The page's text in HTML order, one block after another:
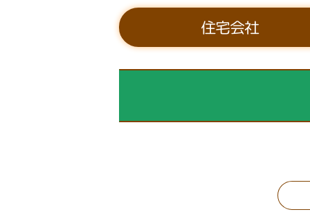
住宅会社